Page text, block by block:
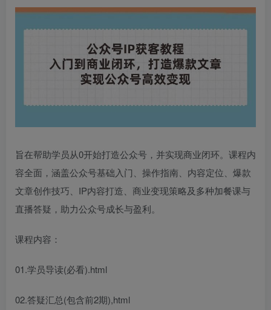
旨在帮助学员从0开始打造公众号，并实现商业闭环。课程内
容全面，涵盖公众号基础入门、操作指南、内容定位、爆款
文章创作技巧、IP内容打造、商业变现策略及多种加餐课与
直播答疑，助力公众号成长与盈利。
课程内容：
01.学员导读(必看).html
02.答疑汇总(包含前2期),html